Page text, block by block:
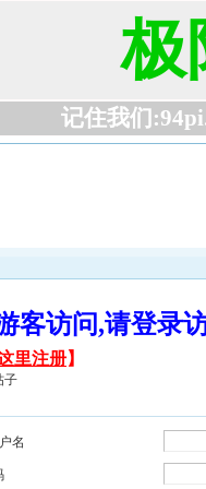
极
记住我们
客访问,请登
里注册】
子
名